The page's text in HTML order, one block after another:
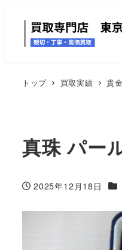
トップ 買取実績 貴
真珠 パー
投稿日
2025年12月18日 カ